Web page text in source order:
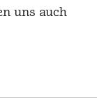
uns auch